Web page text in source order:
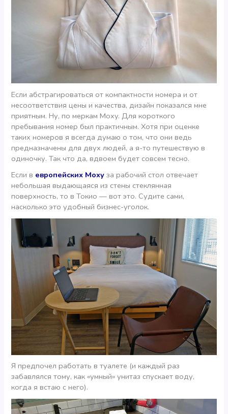
Если абстрагироваться от компактности номера и от
несоответствия цены и качества, дизайн показался мне
приятным. Ну, по меркам Moxy. Для короткого
пребывания номер был практичным. Хотя при оценке
таких номеров я всегда думаю о том, что они ведь
предназначены для двух людей, а я-то путешествую в
одиночку. Так что да, вдвоем будет совсем тесно.
Если в европейских Moxy за рабочий стол отвечает
небольшая выдающаяся из стены стеклянная
поверхность, то в Токио — вот это. Судите сами,
насколько это удобный бизнес-уголок.
Я предпочел работать в туалете (и каждый раз
забавлялся тому, как «умный» унитаз спускает воду,
когда я встаю с него).